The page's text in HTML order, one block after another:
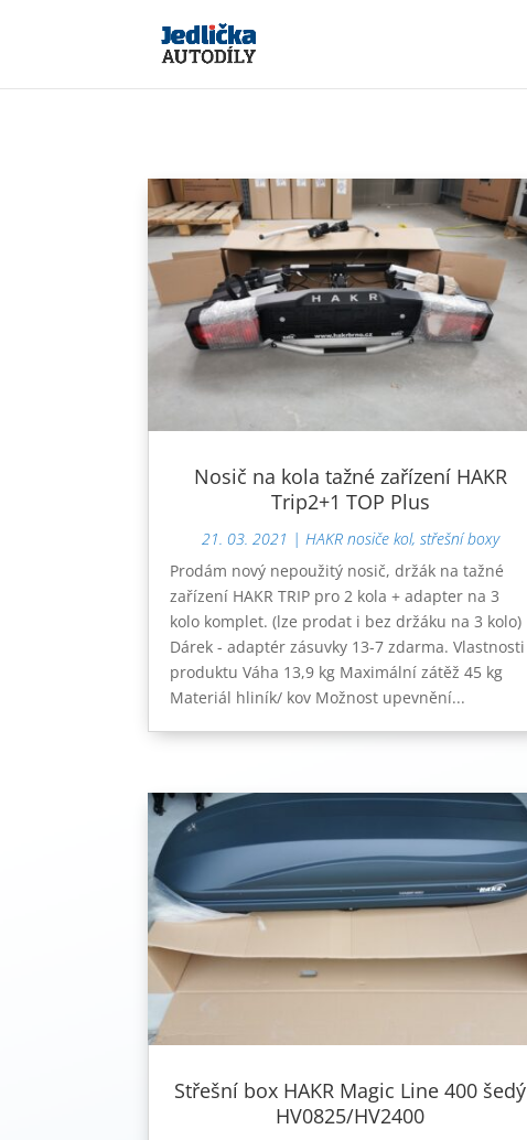
Nosič na kola tažné zařízení HAKR
Trip2+1 TOP Plus
21. 03. 2021 | HAKR nosiče kol, střešní boxy
Prodám nový nepoužitý nosič, držák na tažné
zařízení HAKR TRIP pro 2 kola + adapter na 3
kolo komplet. (lze prodat i bez držáku na 3 kolo)
Dárek - adaptér zásuvky 13-7 zdarma. Vlastnosti
produktu Váha 13,9 kg Maximální zátěž 45 kg
Materiál hliník/ kov Možnost upevnění...
Střešní box HAKR Magic Line 400 šedý
HV0825/HV2400